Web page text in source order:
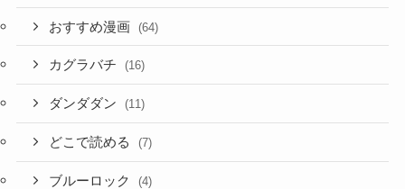
おすすめ漫画 (64)
カグラバチ (16)
ダンダダン (11)
どこで読める (7)
ブルーロック (4)